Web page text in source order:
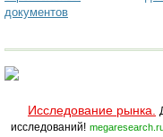
документов
Исследование рынка.
исследований!